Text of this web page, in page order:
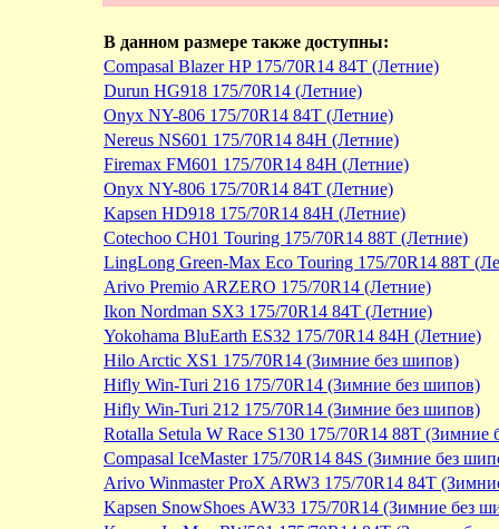
В данном размере также доступны:
Compasal Blazer HP 175/70R14 84T (Летние)
Durun HG918 175/70R14 (Летние)
Onyx NY-806 175/70R14 84T (Летние)
Nereus NS601 175/70R14 84H (Летние)
Firemax FM601 175/70R14 84H (Летние)
Onyx NY-806 175/70R14 84T (Летние)
Kapsen HD918 175/70R14 84H (Летние)
Cotechoo CH01 Touring 175/70R14 88T (Летние)
LingLong Green-Max Eco Touring 175/70R14 88T
Arivo Premio ARZERO 175/70R14 (Летние)
Ikon Nordman SX3 175/70R14 84T (Летние)
Yokohama BluEarth ES32 175/70R14 84H (Летние)
Hilo Arctic XS1 175/70R14 (Зимние без шипов)
Hifly Win-Turi 216 175/70R14 (Зимние без шипов)
Hifly Win-Turi 212 175/70R14 (Зимние без шипов)
Rotalla Setula W Race S130 175/70R14 88T (Зимние
Compasal IceMaster 175/70R14 84S (Зимние без
Arivo Winmaster ProX ARW3 175/70R14 84T
Kapsen SnowShoes AW33 175/70R14 (Зимние без